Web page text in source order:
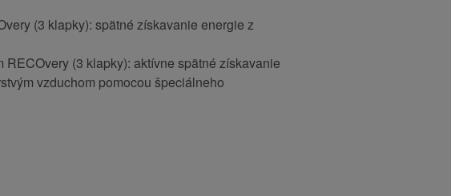
(3 klapky): spätné získavanie energie z
RECOvery (3 klapky): aktívne spätné získavanie
vzduchom pomocou špeciálneho